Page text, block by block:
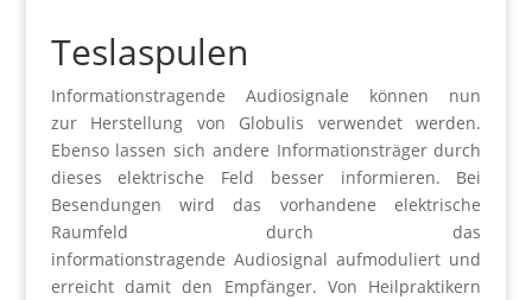
Teslaspulen
Informationstragende Audiosignale können nun
zur Herstellung von Globulis verwendet werden.
Ebenso lassen sich andere Informationsträger durch
dieses elektrische Feld besser informieren. Bei
Besendungen wird das vorhandene elektrische
Raumfeld durch das
informationstragende Audiosignal aufmoduliert und
erreicht damit den Empfänger. Von Heilpraktikern